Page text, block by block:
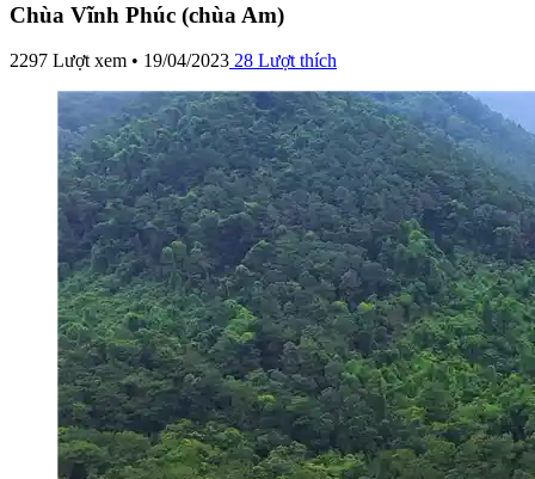
Chùa Vĩnh Phúc (chùa Am)
2297 Lượt xem • 19/04/2023 28 Lượt thích